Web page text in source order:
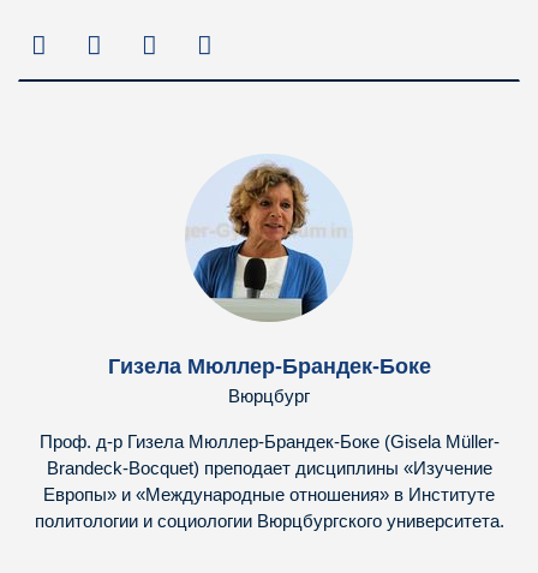
Гизела Мюллер-Брандек-Боке
Вюрцбург
Проф. д-р Гизела Мюллер-Брандек-Боке (Gisela Müller-
Brandeck-Bocquet) преподает дисциплины «Изучение
Европы» и «Международные отношения» в Институте
политологии и социологии Вюрцбургского университета.